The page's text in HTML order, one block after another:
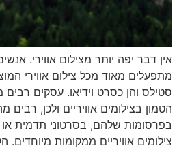
אין דבר יפה יותר מצילום אווירי.
מתפעלים מאוד מכל צילום אווירי
סטילס והן כסרט וידיאו. עסקים
הטמון בצילומים אוויריים ולכן,
בפרסומות שלהם, בסרטוני תדמית או
צילומים אוויריים ממקומות מיוחדים.